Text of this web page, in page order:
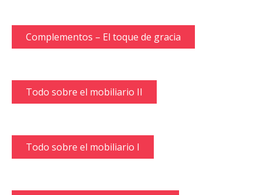
Complementos – El toque de gracia
Todo sobre el mobiliario II
Todo sobre el mobiliario I